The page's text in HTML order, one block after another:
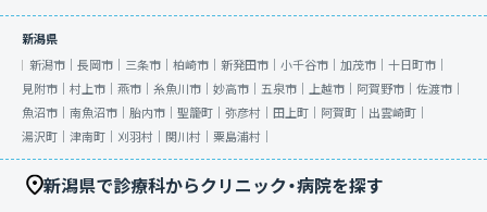
新潟県
新潟市｜ 長岡市｜ 三条市｜ 柏崎市｜ 新発田市｜ 小千谷市｜ 加茂市｜ 十日町市｜
見附市｜ 村上市｜ 燕市｜ 糸魚川市｜ 妙高市｜ 五泉市｜ 上越市｜ 阿賀野市｜ 佐渡市｜
魚沼市｜ 南魚沼市｜ 胎内市｜ 聖籠町｜ 弥彦村｜ 田上町｜ 阿賀町｜ 出雲崎町｜
湯沢町｜ 津南町｜ 刈羽村｜ 関川村｜ 粟島浦村｜
新潟県で診療科からクリニック・病院を探す